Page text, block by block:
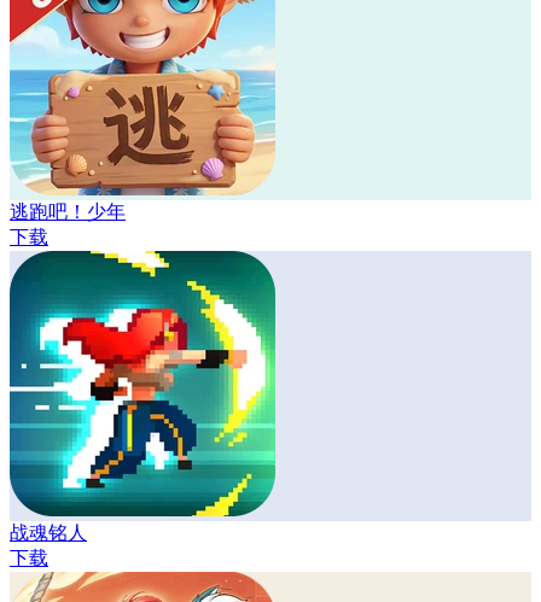
逃跑吧！少年
下载
战魂铭人
下载